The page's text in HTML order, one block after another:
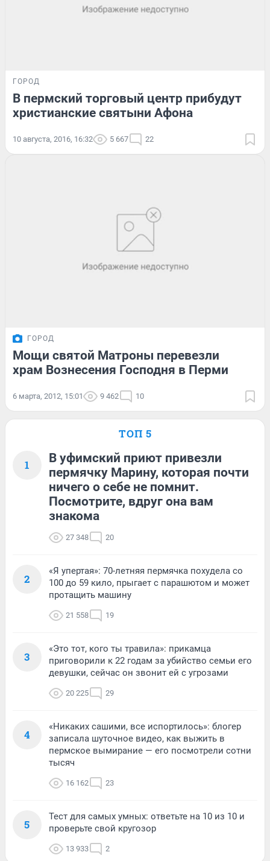
ГОРОД
В пермский торговый центр прибудут
христианские святыни Афона
10 августа, 2016, 16:32 5 667 22
ГОРОД
Мощи святой Матроны перевезли
храм Вознесения Господня в Перми
6 марта, 2012, 15:01 9 462 10
ТОП 5
1
В уфимский приют привезли
пермячку Марину, которая почти
ничего о себе не помнит.
Посмотрите, вдруг она вам
знакома
27 348 20
2
«Я упертая»: 70-летняя пермячка похудела со
100 до 59 кило, прыгает с парашютом и может
протащить машину
21 558 19
3
«Это тот, кого ты травила»: прикамца
приговорили к 22 годам за убийство семьи его
девушки, сейчас он звонит ей с угрозами
20 225 29
4
«Никаких сашими, все испортилось»: блогер
записала шуточное видео, как выжить в
пермское вымирание — его посмотрели сотни
тысяч
16 162 23
5
Тест для самых умных: ответьте на 10 из 10 и
проверьте свой кругозор
13 933 2